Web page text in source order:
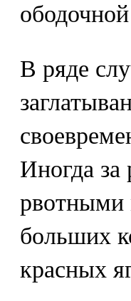
В ряде
Иногда
рвотными
больших
красных